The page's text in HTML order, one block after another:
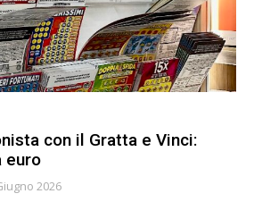
con il Gratta e Vinci:
euro
2026